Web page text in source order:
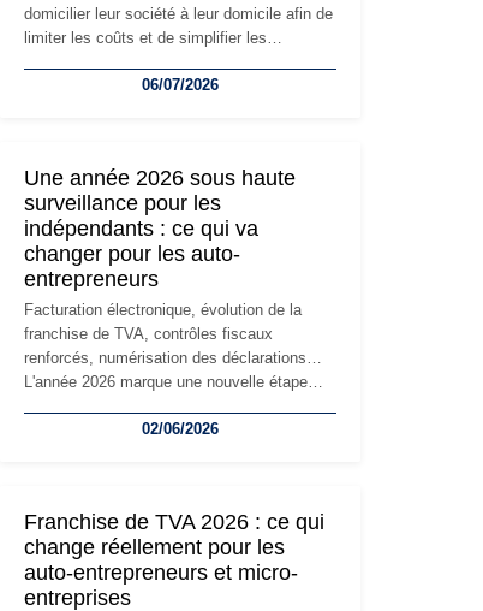
domicilier leur société à leur domicile afin de
limiter les coûts et de simplifier les
l'activité, cette solution peut rapidement
siège social répond souvent à une nouvelle
étape de la vie de l'entreprise et implique
plusieurs formalités obligatoires.
06/07/2026
Une année 2026 sous haute
surveillance pour les
indépendants : ce qui va
changer pour les auto-
entrepreneurs
Facturation électronique, évolution de la
franchise de TVA, contrôles fiscaux
renforcés, numérisation des déclarations…
L'année 2026 marque une nouvelle étape
travailleurs indépendants. Si le régime de la
réglementaire plus exigeant. Décryptage des
principaux changements et des précautions
à prendre pour éviter les mauvaises
surprises.
02/06/2026
Franchise de TVA 2026 : ce qui
change réellement pour les
auto-entrepreneurs et micro-
entreprises